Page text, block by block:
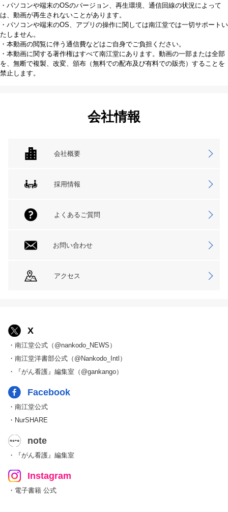
・パソコンや端末のOSのバージョン、再生環境、通信回線の状況によって
は、動画が再生されないことがあります。
・パソコンや端末のOS、アプリの操作に関しては南江堂では一切サポートい
たしません。
・本動画の閲覧に伴う通信費などはご自身でご負担ください。
・本動画に関する著作権はすべて南江堂にあります。動画の一部または全部
を、無断で複製、改変、頒布（無料での配布及び有料での販売）することを
禁止します。
会社情報
会社概要
採用情報
よくあるご質問
お問い合わせ
アクセス
X
・南江堂公式（@nankodo_NEWS）
・南江堂洋書部公式（@Nankodo_Intl）
・『がん看護』編集室（@gankango）
Facebook
・南江堂公式
・NurSHARE
note
・『がん看護』編集室
Instagram
・電子書籍 公式